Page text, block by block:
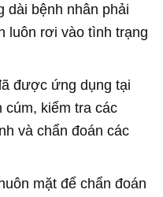
dài bệnh nhân phải
luôn rơi vào tình trạng
được ứng dụng tại
cúm, kiểm tra các
và chẩn đoán các
mặt để chẩn đoán